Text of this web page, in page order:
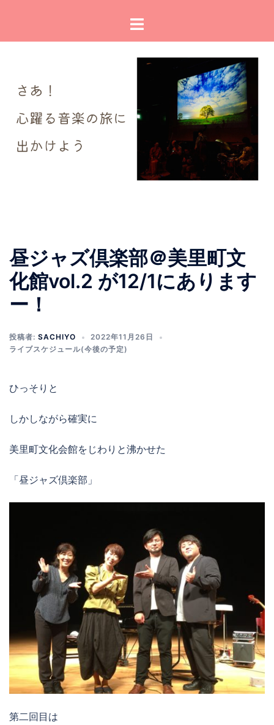
テ
ト
ー
昼ジャズ倶楽部＠美里町文
化館vol.2 が12/1にあります
ー！
投稿者: SACHIYO
2022年11月26日
ライブスケジュール(今後の予定)
ひっそりと
しかしながら確実に
美里町文化会館をじわりと沸かせた
「昼ジャズ倶楽部」
第二回目は